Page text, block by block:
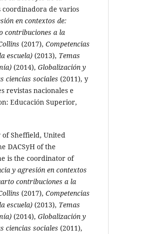
coordinadora de varios
en contextos de:
contribuciones a la
(2017), Competencias
escuela) (2013), Temas
(2014), Globalización y
ciencias sociales (2011), y
revistas nacionales e
Educación Superior,
of Sheffield, United
DACSyH of the
is the coordinator of
y agresión en contextos
contribuciones a la
(2017), Competencias
escuela) (2013), Temas
(2014), Globalización y
ciencias sociales (2011),